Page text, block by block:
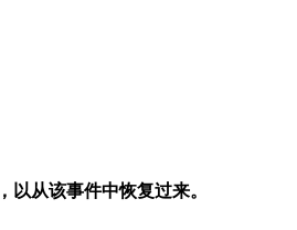
以从该事件中恢复过来。